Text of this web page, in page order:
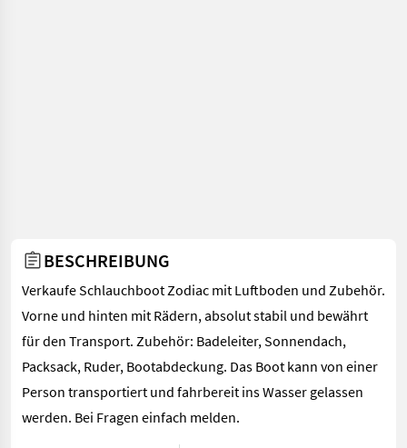
BESCHREIBUNG
Verkaufe Schlauchboot Zodiac mit Luftboden und Zubehör.
Vorne und hinten mit Rädern, absolut stabil und bewährt
für den Transport. Zubehör: Badeleiter, Sonnendach,
Packsack, Ruder, Bootabdeckung. Das Boot kann von einer
Person transportiert und fahrbereit ins Wasser gelassen
werden. Bei Fragen einfach melden.